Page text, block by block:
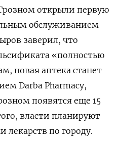
открыли первую
обслуживанием
заверил, что
«полностью
новая аптека станет
Darba Pharmacy,
появятся еще 15
власти планируют
лекарств по городу.